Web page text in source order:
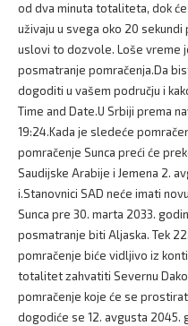
od dva minuta totaliteta, dok
uživaju u svega oko 20
uslovi to dozvole. Loše vreme
posmatranje pomračenja.Da
dogoditi u vašem području i
Time and Date.U Srbiji prema
19:24.Kada je sledeće
pomračenje Sunca preći će
Saudijske Arabije i Jemena 2.
i.Stanovnici SAD neće imati
Sunca pre 30. marta 2033.
posmatranje biti Aljaska. Tek
pomračenje biće vidljivo iz
totalitet zahvatiti Severnu
pomračenje koje će se
dogodiće se 12. avgusta